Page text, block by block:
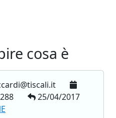
cosa è
288
25/04/2017